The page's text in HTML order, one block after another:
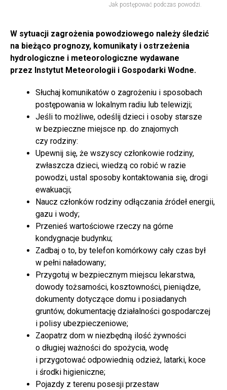
Jak postępować podczas powodzi.
W sytuacji zagrożenia powodziowego należy śledzić
na bieżąco prognozy, komunikaty i ostrzeżenia
hydrologiczne i meteorologiczne wydawane
przez Instytut Meteorologii i Gospodarki Wodne.
Słuchaj komunikatów o zagrożeniu i sposobach
postępowania w lokalnym radiu lub telewizji;
Jeśli to możliwe, odeślij dzieci i osoby starsze
w bezpieczne miejsce np. do znajomych
czy rodziny:
Upewnij się, że wszyscy członkowie rodziny,
zwłaszcza dzieci, wiedzą co robić w razie
powodzi, ustal sposoby kontaktowania się, drogi
ewakuacji;
Naucz członków rodziny odłączania źródeł energii,
gazu i wody;
Przenieś wartościowe rzeczy na górne
kondygnacje budynku;
Zadbaj o to, by telefon komórkowy cały czas był
w pełni naładowany;
Przygotuj w bezpiecznym miejscu lekarstwa,
dowody tożsamości, kosztowności, pieniądze,
dokumenty dotyczące domu i posiadanych
gruntów, dokumentację działalności gospodarczej
i polisy ubezpieczeniowe;
Zaopatrz dom w niezbędną ilość żywności
o długiej ważności do spożycia, wodę
i przygotować odpowiednią odzież, latarki, koce
i środki higieniczne;
Pojazdy z terenu posesji przestaw